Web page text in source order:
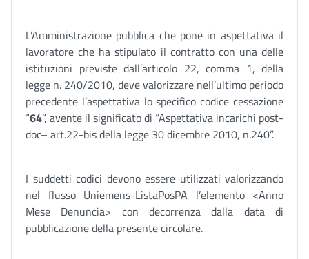
L’Amministrazione pubblica che pone in aspettativa il
lavoratore che ha stipulato il contratto con una delle
istituzioni previste dall’articolo 22, comma 1, della
legge n. 240/2010, deve valorizzare nell’ultimo periodo
precedente l’aspettativa lo specifico codice cessazione
“64”, avente il significato di “Aspettativa incarichi post-
doc– art.22-bis della legge 30 dicembre 2010, n.240”.
I suddetti codici devono essere utilizzati valorizzando
nel flusso Uniemens-ListaPosPA l’elemento <Anno
Mese Denuncia> con decorrenza dalla data di
pubblicazione della presente circolare.